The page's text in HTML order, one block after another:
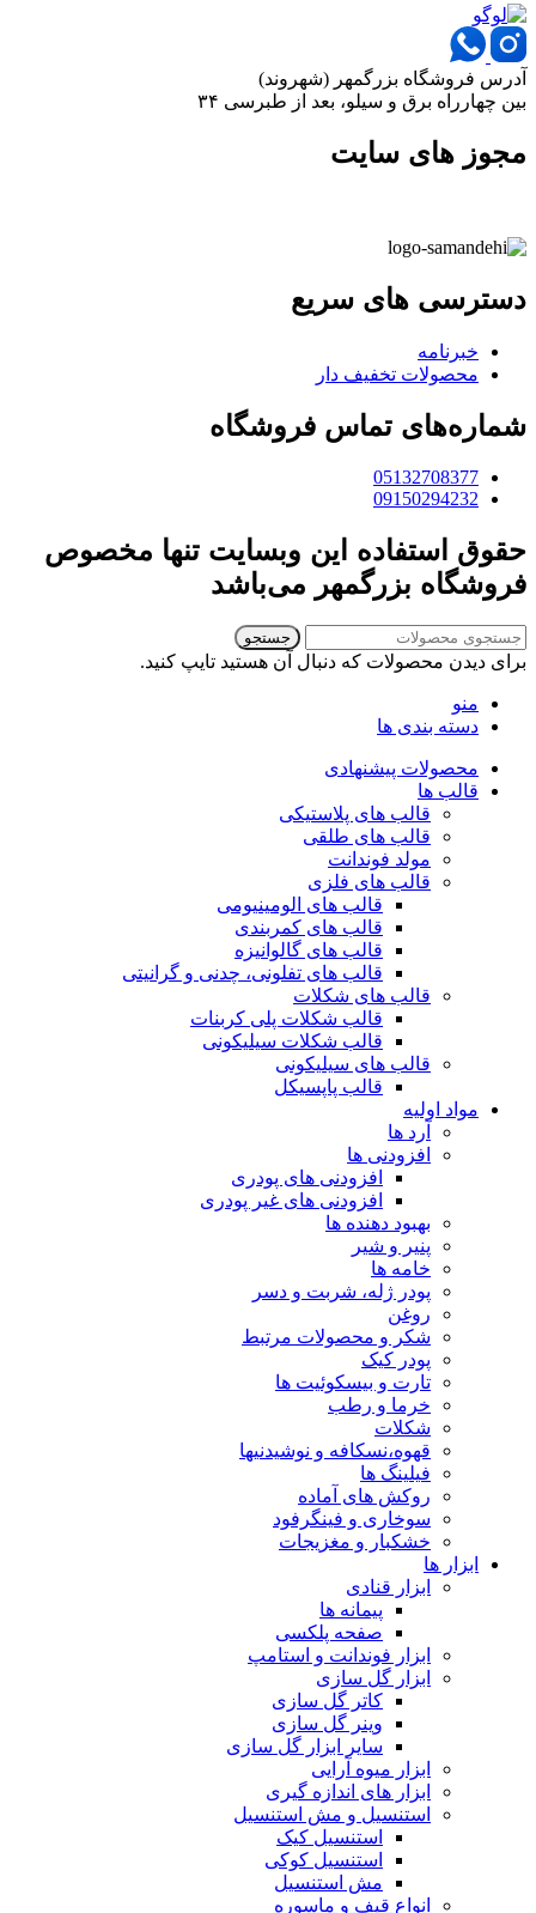
آدرس فروشگاه بزرگمهر (شهروند)
بین چهارراه برق و سیلو، بعد از طبرسی ۳۴
مجوز های سایت
دسترسی های سریع
خبرنامه
محصولات تخفیف دار
شماره‌های تماس فروشگاه
05132708377
09150294232
حقوق استفاده این وبسایت تنها مخصوص
فروشگاه بزرگمهر می‌باشد
جستجو
برای دیدن محصولات که دنبال آن هستید تایپ کنید.
منو
دسته بندی ها
محصولات پیشنهادی
قالب ها
قالب های پلاستیکی
قالب های طلقی
مولد فوندانت
قالب های فلزی
قالب های الومینیومی
قالب های کمربندی
قالب های گالوانیزه
قالب های تفلونی، چدنی و گرانیتی
قالب های شکلات
قالب شکلات پلی کربنات
قالب شکلات سیلیکونی
قالب های سیلیکونی
قالب پاپسیکل
مواد اولیه
آرد ها
افزودنی ها
افزودنی های پودری
افزودنی های غیر پودری
بهبود دهنده ها
پنیر و شیر
خامه ها
پودر ژله، شربت و دسر
روغن
شکر و محصولات مرتبط
پودر کیک
تارت و بیسکوئیت ها
خرما و رطب
شکلات
قهوه،نسکافه و نوشیدنیها
فیلینگ ها
روکش های آماده
سوخاری و فینگرفود
خشکبار و مغزیجات
ابزار ها
ابزار قنادی
پیمانه ها
صفحه پلکسی
ابزار فوندانت و استامپ
ابزار گل سازی
کاتر گل سازی
وینر گل سازی
سایر ابزار گل سازی
ابزار میوه آرایی
ابزار های اندازه گیری
استنسیل و مش استنسیل
استنسیل کیک
استنسیل کوکی
مش استنسیل
انواع قیف و ماسوره